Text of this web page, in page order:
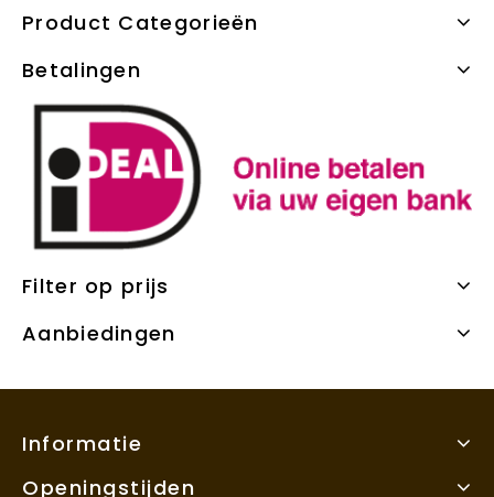
Product Categorieën
Betalingen
Filter op prijs
Aanbiedingen
Informatie
Openingstijden